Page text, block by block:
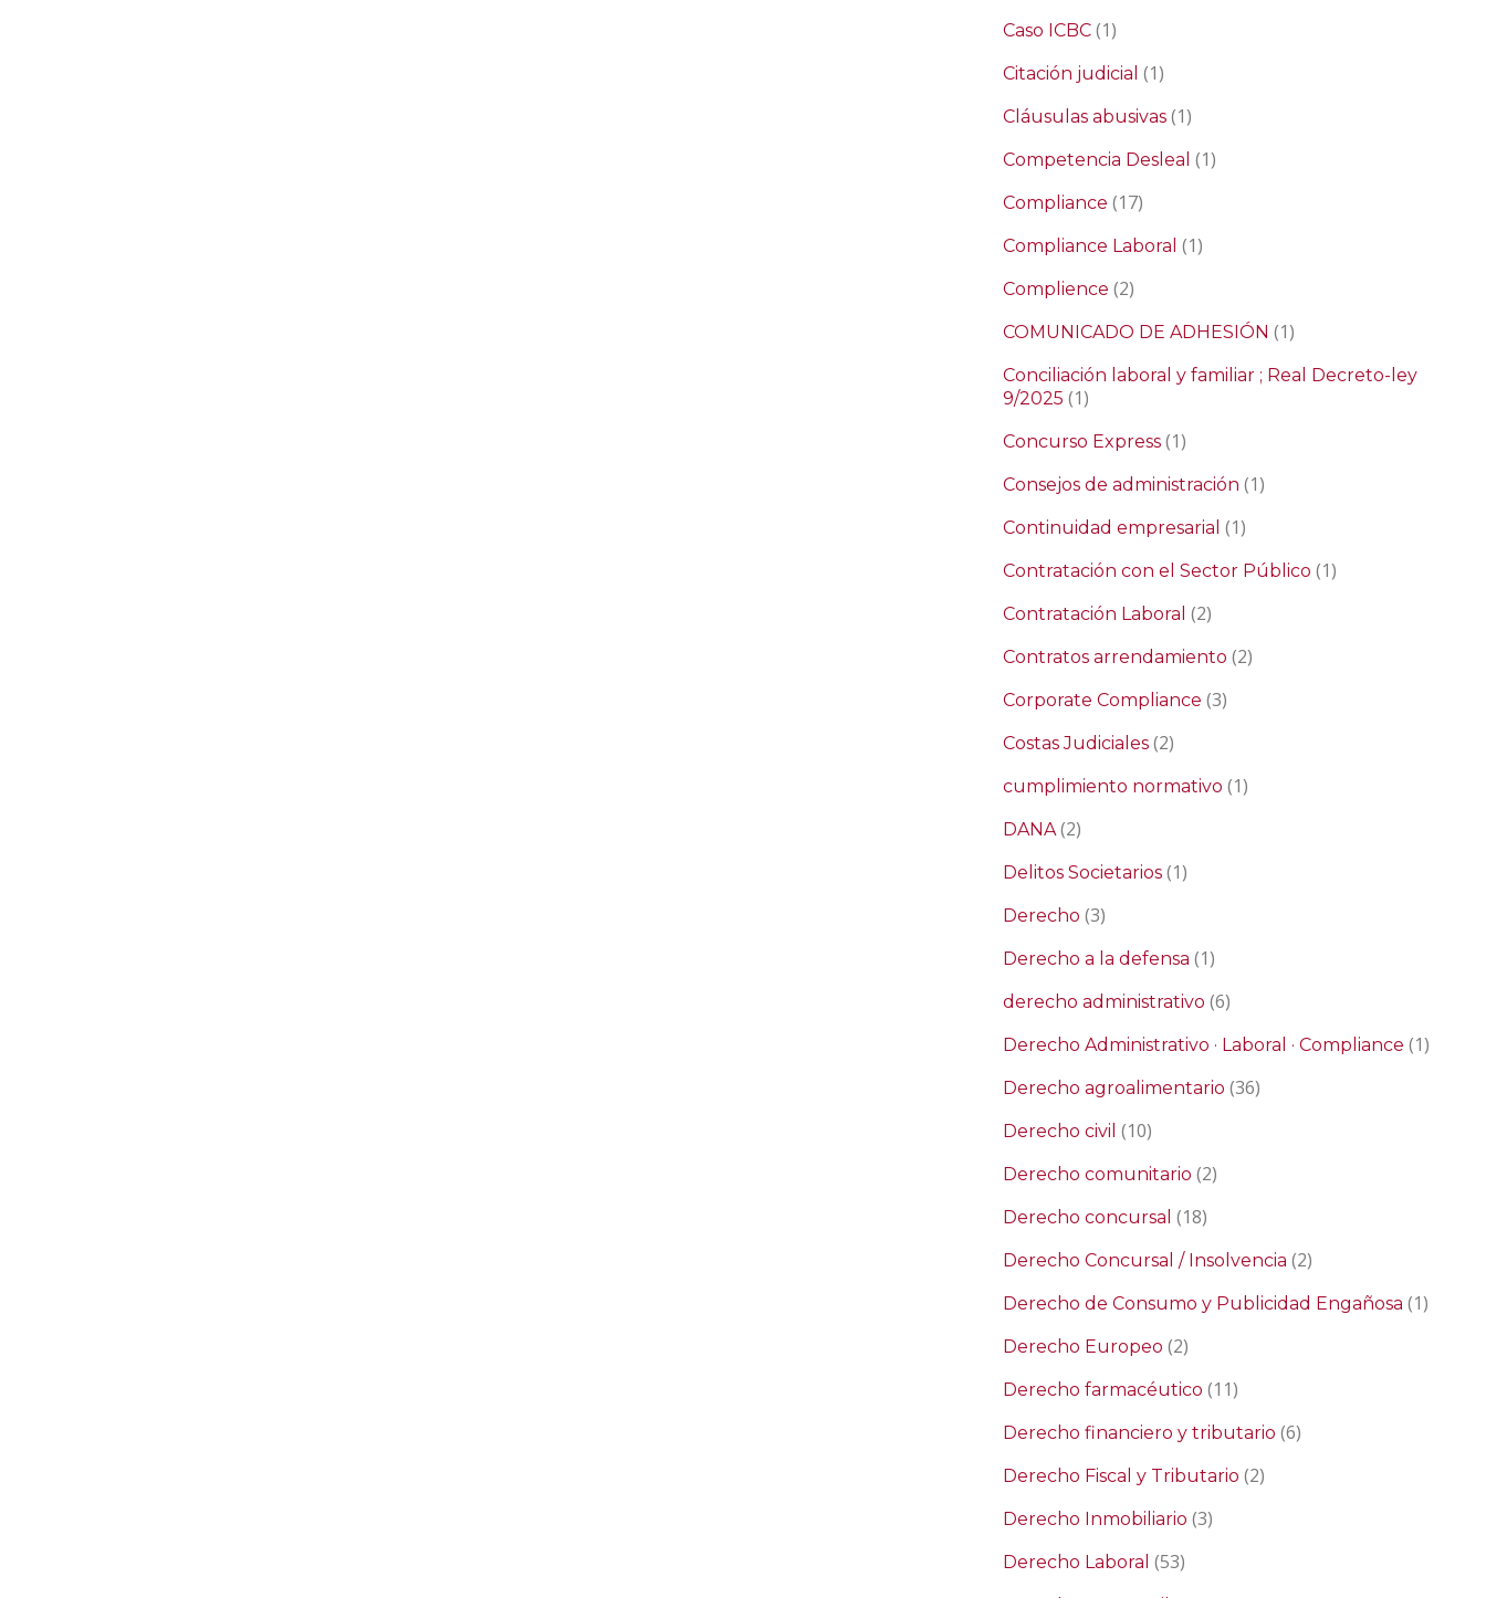
Caso ICBC (1)
Citación judicial (1)
Cláusulas abusivas (1)
Competencia Desleal (1)
Compliance (17)
Compliance Laboral (1)
Complience (2)
COMUNICADO DE ADHESIÓN (1)
Conciliación laboral y familiar ; Real Decreto-ley
9/2025 (1)
Concurso Express (1)
Consejos de administración (1)
Continuidad empresarial (1)
Contratación con el Sector Público (1)
Contratación Laboral (2)
Contratos arrendamiento (2)
Corporate Compliance (3)
Costas Judiciales (2)
cumplimiento normativo (1)
DANA(2)
Delitos Societarios (1)
Derecho (3)
Derecho a la defensa (1)
derecho administrativo (6)
Derecho Administrativo · Laboral · Compliance (1)
Derecho agroalimentario (36)
Derecho civil (10)
Derecho comunitario (2)
Derecho concursal (18)
Derecho Concursal / Insolvencia (2)
Derecho de Consumo y Publicidad Engañosa (1)
Derecho Europeo (2)
Derecho farmacéutico (11)
Derecho financiero y tributario (6)
Derecho Fiscal y Tributario (2)
Derecho Inmobiliario (3)
Derecho Laboral (53)